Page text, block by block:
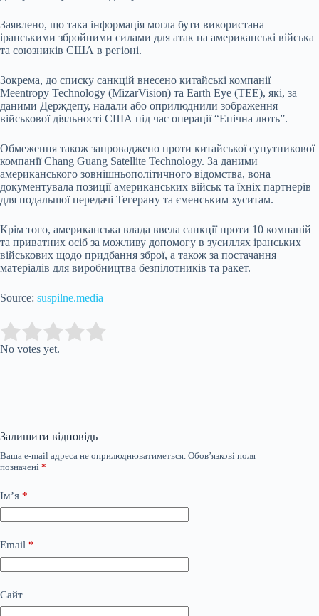
Заявлено, що така інформація могла бути використана
іранськими збройними силами для атак на американські війська
та союзників США в регіоні.
Зокрема, до списку санкцій внесено китайські компанії
Meentropy Technology (MizarVision) та Earth Eye (TEE), які, за
даними Держдепу, надали або оприлюднили зображення
військової діяльності США під час операції “Епічна лють”.
Обмеження також запроваджено проти китайської супутникової
компанії Chang Guang Satellite Technology. За даними
американського зовнішньополітичного відомства, вона
документувала позиції американських військ та їхніх партнерів
для подальшої передачі Тегерану та єменським хуситам.
Крім того, американська влада ввела санкції проти 10 компаній
та приватних осіб за можливу допомогу в зусиллях іранських
військових щодо придбання зброї, а також за постачання
матеріалів для виробництва безпілотників та ракет.
Source: suspilne.media
Rate this item:
No votes yet.
Залишити відповідь
Ваша e-mail адреса не оприлюднюватиметься. Обов’язкові поля
позначені *
Ім’я *
Email *
Сайт